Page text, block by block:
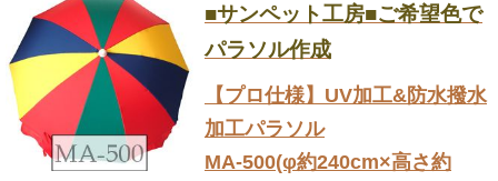
■サンペット工房■ご希望色で
パラソル作成
【プロ仕様】UV加工&防水撥水
加工パラソル
MA-500(φ約240cm×高さ約